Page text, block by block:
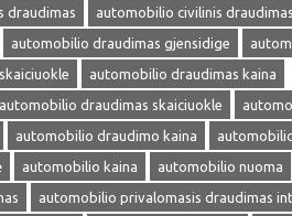
draudimas
automobilio civilinis draudimas
automobilio draudimas gjensidige
automobilio draudimas kaina
automobilio draudimas skaiciuokle
automobilio draudimo kaina
automobilio kaina
automobilio nuoma
automobilio privalomasis draudimas